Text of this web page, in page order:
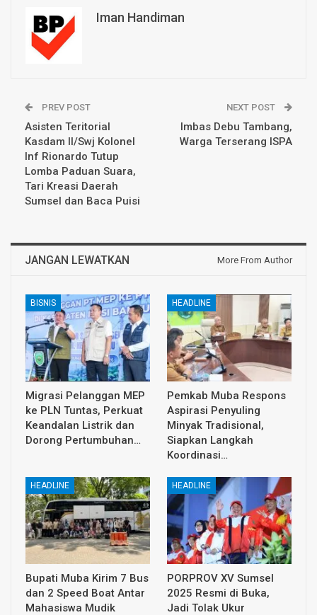
Iman Handiman
PREV POST
Asisten Teritorial
Kasdam II/Swj Kolonel
Inf Rionardo Tutup
Lomba Paduan Suara,
Tari Kreasi Daerah
Sumsel dan Baca Puisi
NEXT POST
Imbas Debu Tambang,
Warga Terserang ISPA
JANGAN LEWATKAN More From Author
BISNIS
Migrasi Pelanggan MEP
ke PLN Tuntas, Perkuat
Keandalan Listrik dan
Dorong Pertumbuhan…
HEADLINE
Pemkab Muba Respons
Aspirasi Penyuling
Minyak Tradisional,
Siapkan Langkah
Koordinasi…
HEADLINE
Bupati Muba Kirim 7 Bus
dan 2 Speed Boat Antar
Mahasiswa Mudik
HEADLINE
PORPROV XV Sumsel
2025 Resmi di Buka,
Jadi Tolak Ukur